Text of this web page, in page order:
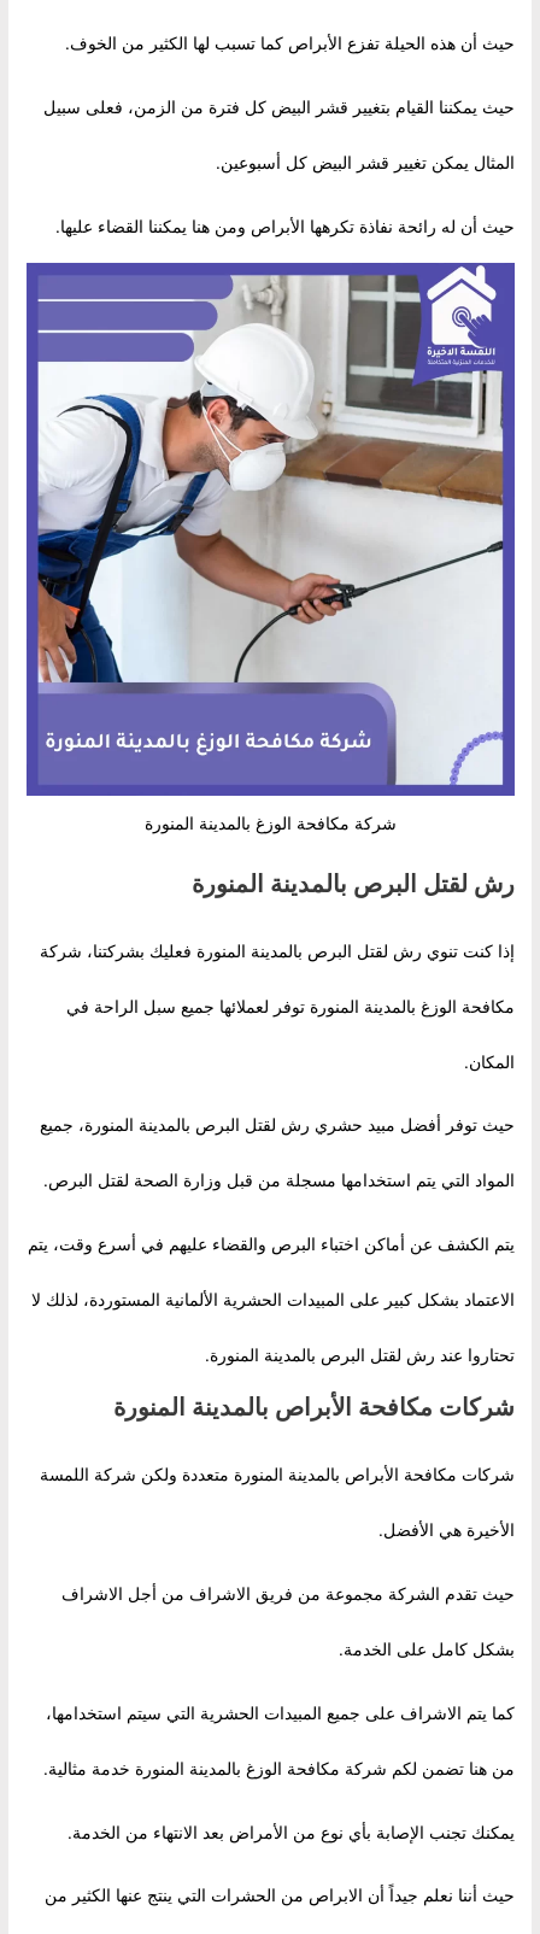
حيث أن هذه الحيلة تفزع الأبراص كما تسبب لها الكثير من الخوف.
حيث يمكننا القيام بتغيير قشر البيض كل فترة من الزمن، فعلى سبيل
المثال يمكن تغيير قشر البيض كل أسبوعين.
حيث أن له رائحة نفاذة تكرهها الأبراص ومن هنا يمكننا القضاء عليها.
شركة مكافحة الوزغ بالمدينة المنورة
رش لقتل البرص بالمدينة المنورة
إذا كنت تنوي رش لقتل البرص بالمدينة المنورة فعليك بشركتنا، شركة
مكافحة الوزغ بالمدينة المنورة توفر لعملائها جميع سبل الراحة في
المكان.
حيث توفر أفضل مبيد حشري رش لقتل البرص بالمدينة المنورة، جميع
المواد التي يتم استخدامها مسجلة من قبل وزارة الصحة لقتل البرص.
يتم الكشف عن أماكن اختباء البرص والقضاء عليهم في أسرع وقت، يتم
الاعتماد بشكل كبير على المبيدات الحشرية الألمانية المستوردة، لذلك لا
تحتاروا عند رش لقتل البرص بالمدينة المنورة.
شركات مكافحة الأبراص بالمدينة المنورة
شركات مكافحة الأبراص بالمدينة المنورة متعددة ولكن شركة اللمسة
الأخيرة هي الأفضل.
حيث تقدم الشركة مجموعة من فريق الاشراف من أجل الاشراف
بشكل كامل على الخدمة.
كما يتم الاشراف على جميع المبيدات الحشرية التي سيتم استخدامها،
من هنا تضمن لكم شركة مكافحة الوزغ بالمدينة المنورة خدمة مثالية.
يمكنك تجنب الإصابة بأي نوع من الأمراض بعد الانتهاء من الخدمة.
حيث أننا نعلم جيداً أن الابراص من الحشرات التي ينتج عنها الكثير من